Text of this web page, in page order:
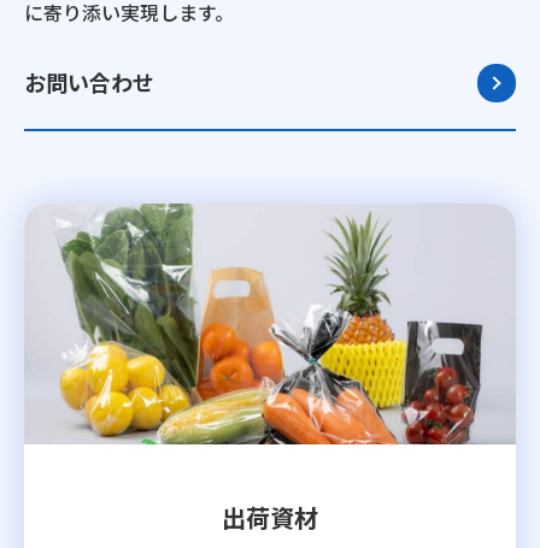
に寄り添い実現します。
お問い合わせ
出荷資材